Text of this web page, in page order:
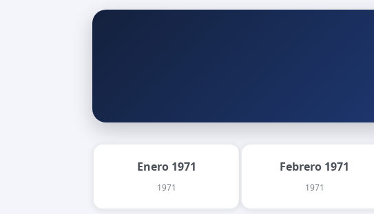
Enero 1971
1971
Febrero 1971
1971